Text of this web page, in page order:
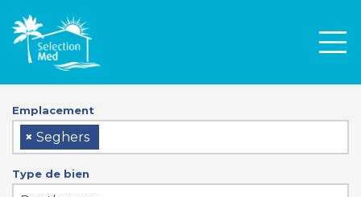
Emplacement
× Seghers
Type de bien